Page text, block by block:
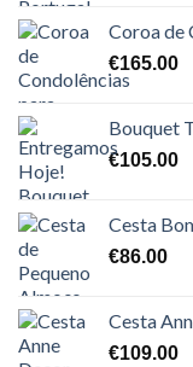
Coroa de
€165.00
Bouquet
€105.00
Cesta
€86.00
Cesta
€109.00